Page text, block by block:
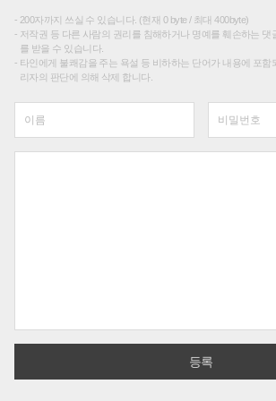
200자까지 쓰실 수 있습니다. (현재 0 byte / 최대 400byte)
저작권 등 다른 사람의 권리를 침해하거나 명예를 훼손하는 댓
를 받을 수 있습니다.
타인에게 불쾌감을 주는 욕설 등 비하하는 단어가 내용에 포함
리자의 판단에 의해 삭제 합니다.